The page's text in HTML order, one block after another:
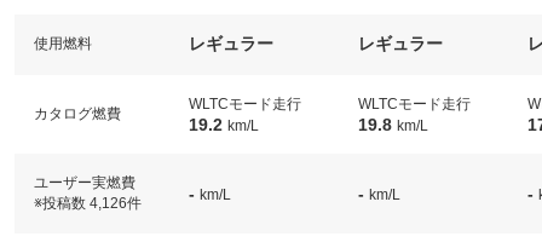
使用燃料 レギュラー レギュラー
カタログ燃費
WLTCモード走行
19.2 km/L
WLTCモード走行
19.8 km/L
ユーザー実燃費
※投稿数 4,126件
- km/L - km/L -